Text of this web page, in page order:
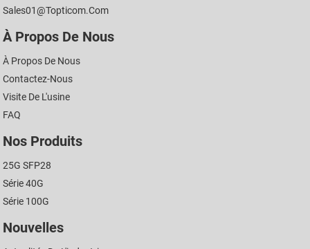
Sales01@topticom.com
À Propos De Nous
À Propos De Nous
Contactez-Nous
Visite De L'usine
FAQ
Nos Produits
25G SFP28
Série 40G
Série 100G
Nouvelles